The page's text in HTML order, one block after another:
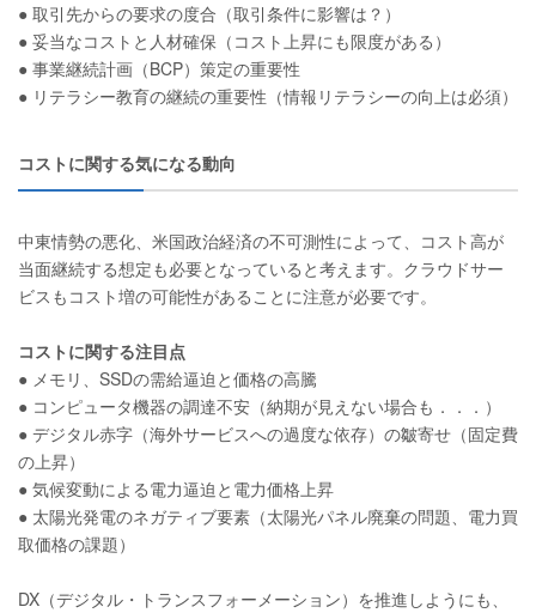
● 取引先からの要求の度合（取引条件に影響は？）
● 妥当なコストと人材確保（コスト上昇にも限度がある）
● 事業継続計画（BCP）策定の重要性
● リテラシー教育の継続の重要性（情報リテラシーの向上は必須）
コストに関する気になる動向
中東情勢の悪化、米国政治経済の不可測性によって、コスト高が
当面継続する想定も必要となっていると考えます。クラウドサー
ビスもコスト増の可能性があることに注意が必要です。
コストに関する注目点
● メモリ、SSDの需給逼迫と価格の高騰
● コンピュータ機器の調達不安（納期が見えない場合も．．．）
● デジタル赤字（海外サービスへの過度な依存）の皺寄せ（固定費
の上昇）
● 気候変動による電力逼迫と電力価格上昇
● 太陽光発電のネガティブ要素（太陽光パネル廃棄の問題、電力買
取価格の課題）
DX（デジタル・トランスフォーメーション）を推進しようにも、